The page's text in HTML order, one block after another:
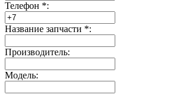
Телефон *:
Название запчасти *:
Производитель:
Модель: